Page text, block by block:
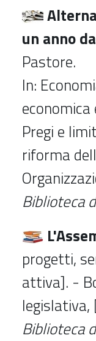
un anno
Pastore.
In:
Pregi e
riforma
Biblioteca
progetti,
attiva]. -
Biblioteca